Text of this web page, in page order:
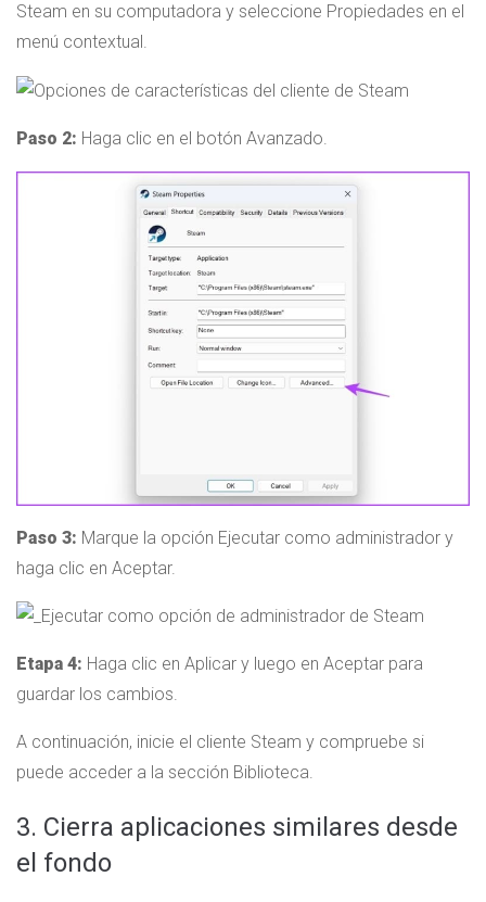
Steam en su computadora y seleccione Propiedades en el
menú contextual.
Paso 2: Haga clic en el botón Avanzado.
Paso 3: Marque la opción Ejecutar como administrador y
haga clic en Aceptar.
Etapa 4: Haga clic en Aplicar y luego en Aceptar para
guardar los cambios.
A continuación, inicie el cliente Steam y compruebe si
puede acceder a la sección Biblioteca.
3. Cierra aplicaciones similares desde
el fondo